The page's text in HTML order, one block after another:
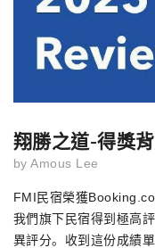
翔勝之道-得獎
by Amous Lee
FMI民宿榮獲
我們旗下民宿得到極高
異評分。收到這份成績